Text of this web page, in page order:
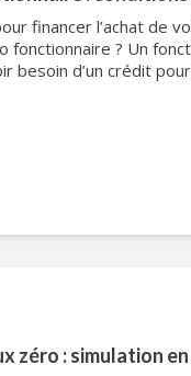
financer l’achat de
fonctionnaire ? Un
besoin d’un crédit
zéro : simulation